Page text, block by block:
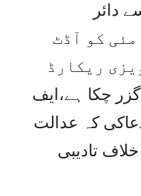
دائر
درخواست میں موقف اختیارکیا گیا ہے کہ ایف بی آر نے انہیں 21 مئی کو آڈٹ
ریکارڈ
عرصہ گزر چکا ہے،ایف
کہ عدالت
تادیبی